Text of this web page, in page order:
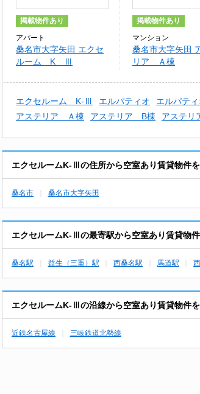
掲載物件あり
アパート
桑名市大字矢田 エクセ
ルーム K Ⅲ
掲載物件あり
マンション
桑名市大字矢田
リア Ａ棟
エクセルーム K-Ⅲ エルパティオ エルパティ
アステリア Ａ棟
アステリア B棟 アステ
エクセルームK-Ⅲの住所から空室あり賃貸物件
桑名市 桑名市大字矢田
エクセルームK-Ⅲの最寄駅から空室あり賃貸物
桑名駅 益生（三重）駅 西桑名駅 馬道駅
エクセルームK-Ⅲの沿線から空室あり賃貸物件
近鉄名古屋線 三岐鉄道北勢線